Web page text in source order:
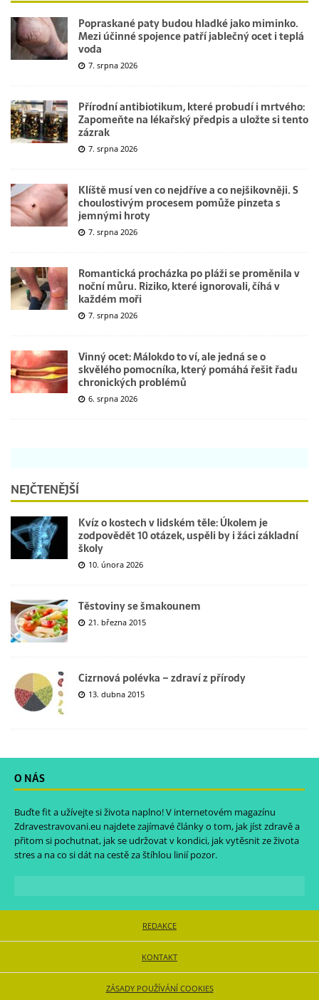
Popraskané paty budou hladké jako miminko.
Mezi účinné spojence patří jablečný ocet i teplá
voda
7. srpna 2026
Přírodní antibiotikum, které probudí i mrtvého:
Zapomeňte na lékařský předpis a uložte si tento
zázrak
7. srpna 2026
Klíště musí ven co nejdříve a co nejšikovněji. S
choulostivým procesem pomůže pinzeta s
jemnými hroty
7. srpna 2026
Romantická procházka po pláži se proměnila v
noční můru. Riziko, které ignorovali, číhá v
každém moři
7. srpna 2026
Vinný ocet: Málokdo to ví, ale jedná se o
skvělého pomocníka, který pomáhá řešit řadu
chronických problémů
6. srpna 2026
NEJČTENĚJŠÍ
Kvíz o kostech v lidském těle: Úkolem je
zodpovědět 10 otázek, uspěli by i žáci základní
školy
10. února 2026
Těstoviny se šmakounem
21. března 2015
Cizrnová polévka – zdraví z přírody
13. dubna 2015
O NÁS
Buďte fit a užívejte si života naplno! V internetovém magazínu
Zdravestravovani.eu najdete zajímavé články o tom, jak jíst zdravě a
přitom si pochutnat, jak se udržovat v kondici, jak vytěsnit ze života
stres a na co si dát na cestě za štíhlou linií pozor.
REDAKCE
KONTAKT
ZÁSADY POUŽÍVÁNÍ COOKIES